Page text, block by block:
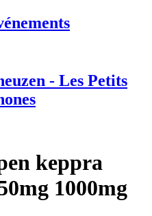
- Les Petits
keppra
1000mg